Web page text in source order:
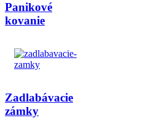
Panikové
kovanie
Zadlabávacie
zámky